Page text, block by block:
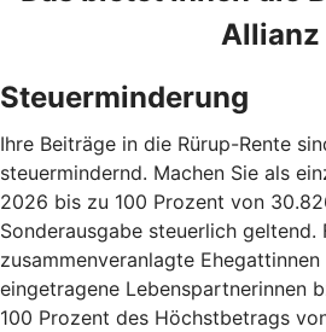
Allianz
Steuerminderung
Ihre Beiträge in die Rürup-Rente
steuermindernd. Machen Sie als
2026 bis zu 100 Prozent von
Sonderausgabe steuerlich geltend.
zusammenveranlagte
eingetragene Lebenspartnerinnen
100 Prozent des Höchstbetrags